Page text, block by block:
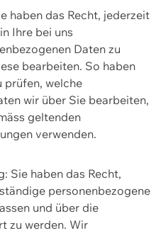
haben das Recht, jederzeit
Ihre bei uns
Daten zu
bearbeiten. So haben
prüfen, welche
wir über Sie bearbeiten,
geltenden
verwenden.
Sie haben das Recht,
personenbezogene
und über die
zu werden. Wir